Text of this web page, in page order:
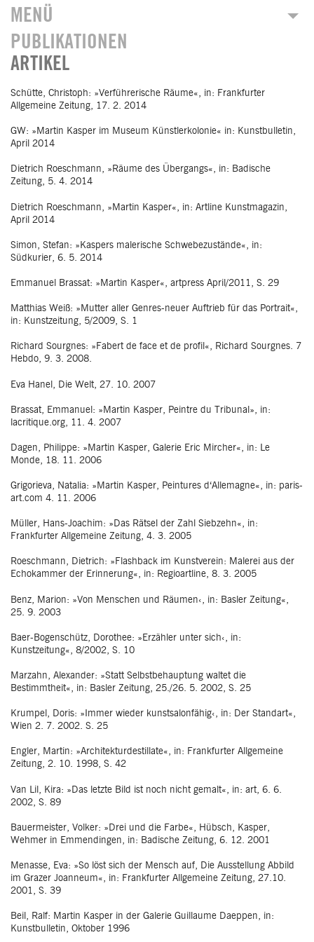
MENÜ
MARTIN KASPER
AKTUELL
AUSSTELLUNGEN
WERK
PRESSE
KONTAKT
D/E
PUBLIKATIONEN
ARTIKEL
Schütte, Christoph: »Verführerische Räume«, in: Frankfurter
Allgemeine Zeitung, 17. 2. 2014
GW: »Martin Kasper im Museum Künstlerkolonie« in: Kunstbulletin,
April 2014
Dietrich Roeschmann, »Räume des Übergangs«, in: Badische
Zeitung, 5. 4. 2014
Dietrich Roeschmann, »Martin Kasper«, in: Artline Kunstmagazin,
April 2014
Simon, Stefan: »Kaspers malerische Schwebezustände«, in:
Südkurier, 6. 5. 2014
Emmanuel Brassat: »Martin Kasper«, artpress April/2011, S. 29
Matthias Weiß: »Mutter aller Genres-neuer Auftrieb für das Portrait«,
in: Kunstzeitung, 5/2009, S. 1
Richard Sourgnes: »Fabert de face et de profil«, Richard Sourgnes. 7
Hebdo, 9. 3. 2008.
Eva Hanel, Die Welt, 27. 10. 2007
Brassat, Emmanuel: »Martin Kasper, Peintre du Tribunal», in:
lacritique.org, 11. 4. 2007
Dagen, Philippe: »Martin Kasper, Galerie Eric Mircher«, in: Le
Monde, 18. 11. 2006
Grigorieva, Natalia: »Martin Kasper, Peintures d‘Allemagne«, in: paris-
art.com 4. 11. 2006
Müller, Hans-Joachim: »Das Rätsel der Zahl Siebzehn«, in:
Frankfurter Allgemeine Zeitung, 4. 3. 2005
Roeschmann, Dietrich: »Flashback im Kunstverein: Malerei aus der
Echokammer der Erinnerung«, in: Regioartline, 8. 3. 2005
Benz, Marion: »Von Menschen und Räumen‹, in: Basler Zeitung«,
25. 9. 2003
Baer-Bogenschütz, Dorothee: »Erzähler unter sich‹, in:
Kunstzeitung«, 8/2002, S. 10
Marzahn, Alexander: »Statt Selbstbehauptung waltet die
Bestimmtheit«, in: Basler Zeitung, 25./26. 5. 2002, S. 25
Krumpel, Doris: »Immer wieder kunstsalonfähig‹, in: Der Standart«,
Wien 2. 7. 2002. S. 25
Engler, Martin: »Architekturdestillate«, in: Frankfurter Allgemeine
Zeitung, 2. 10. 1998, S. 42
Van Lil, Kira: »Das letzte Bild ist noch nicht gemalt«, in: art, 6. 6.
2002, S. 89
Bauermeister, Volker: »Drei und die Farbe«, Hübsch, Kasper,
Wehmer in Emmendingen, in: Badische Zeitung, 6. 12. 2001
Menasse, Eva: »So löst sich der Mensch auf, Die Ausstellung Abbild
im Grazer Joanneum«, in: Frankfurter Allgemeine Zeitung, 27.10.
2001, S. 39
Beil, Ralf: Martin Kasper in der Galerie Guillaume Daeppen, in:
Kunstbulletin, Oktober 1996